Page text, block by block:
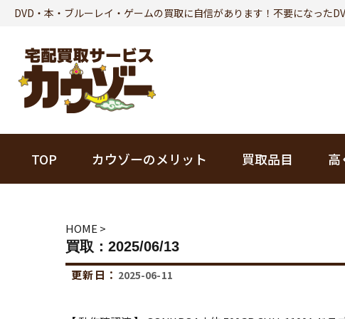
DVD・本・ブルーレイ・ゲームの買取に自信があります！不要になった
TOP カウゾーのメリット 買取品目
ビジネス書
オ
高
HOME >
買取：2025/06/13
更新日： 2025-06-11